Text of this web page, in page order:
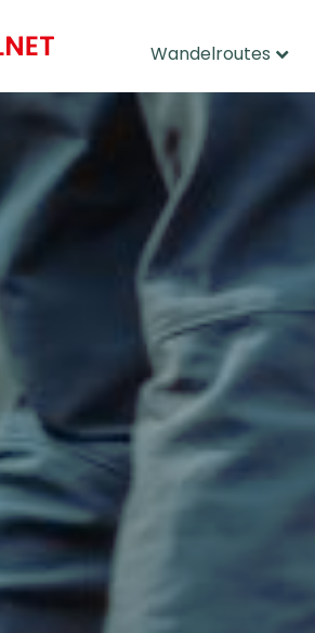
Wandelroutes